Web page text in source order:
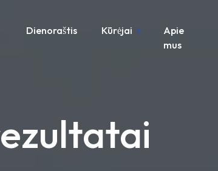
Dienoraštis Kūrėjai
Apie
mus